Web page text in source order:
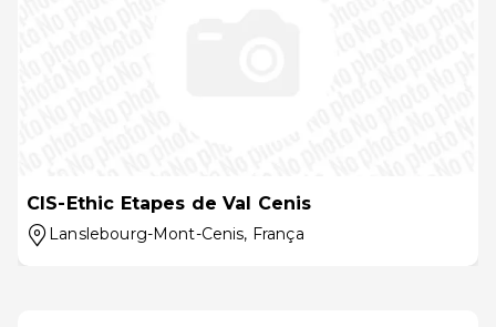
CIS-Ethic Etapes de Val Cenis
Lanslebourg-Mont-Cenis, França